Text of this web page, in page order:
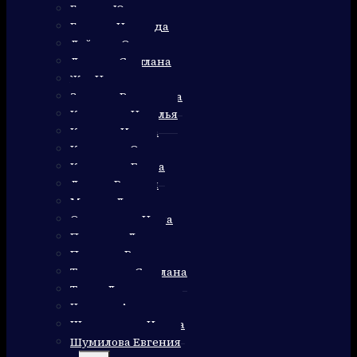
Гужеля Юлия
Гуляева Надежда
Дейнега Ольга
Домнич Светлана
Жук Наталья
Зернова Валентина
Калинина Наталья
Карпова Ирина
Клименко Олег
Колюкина Елена
Лариса Рудзиш
Марута Лариса
Очеретяная Нина
Пикалова Лидия
Пушкарь Валентина
Тинянская Светлана
Троян Людмила
Черноус Александр
Шерлаимова Ирина
Шумилова Евгения